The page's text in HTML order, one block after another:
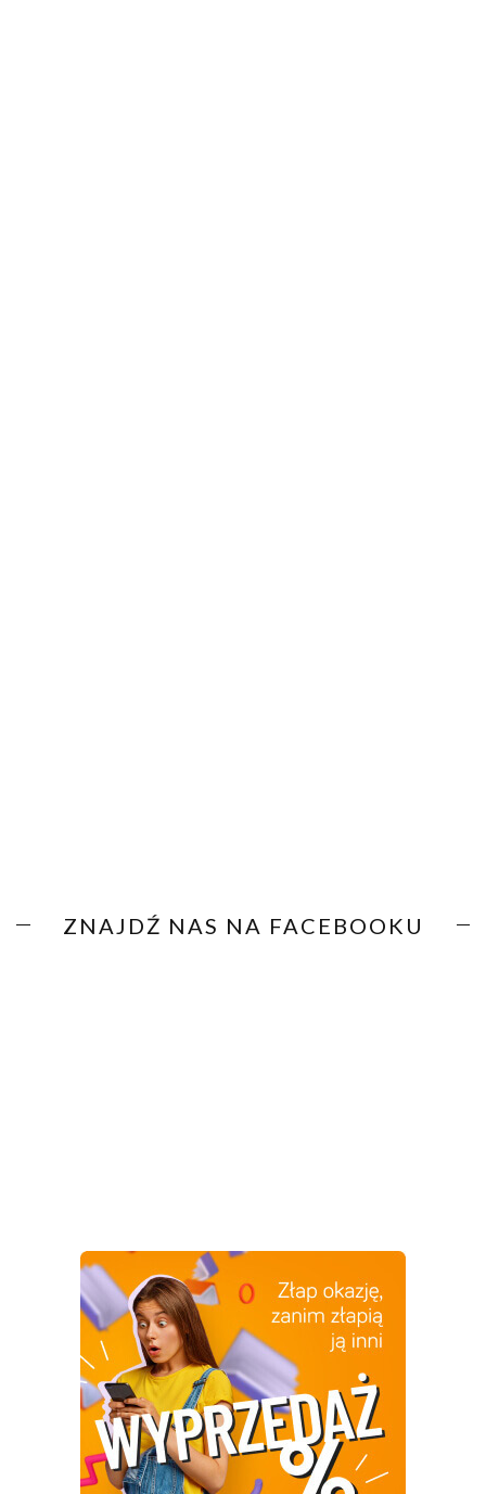
ZNAJDŹ NAS NA FACEBOOKU